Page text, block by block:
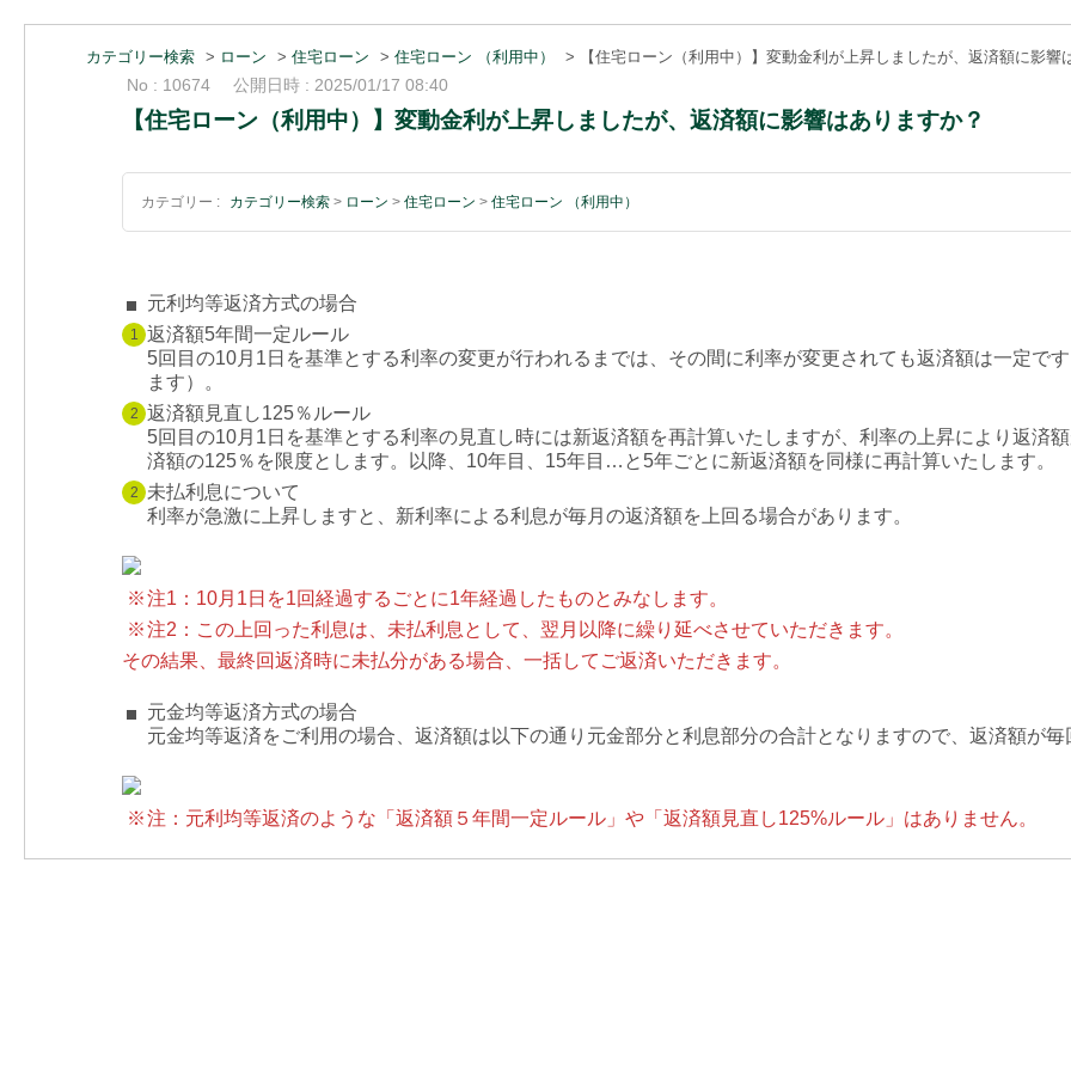
カテゴリー検索 > ローン > 住宅ローン > 住宅ローン （利用中） > 【住宅ローン（利用中）】変動金利が上昇しましたが、返済額に影響
No : 10674 公開日時 : 2025/01/17 08:40
【住宅ローン（利用中）】変動金利が上昇しましたが、返済額に影響はありますか？
カテゴリー : カテゴリー検索 > ローン > 住宅ローン > 住宅ローン （利用中）
元利均等返済方式の場合
1 返済額5年間一定ルール
5回目の10月1日を基準とする利率の変更が行われるまでは、その間に利率が変更されても返済額は一定で
ます）。
2 返済額見直し125％ルール
5回目の10月1日を基準とする利率の見直し時には新返済額を再計算いたしますが、利率の上昇により返済
済額の125％を限度とします。以降、10年目、15年目…と5年ごとに新返済額を同様に再計算いたします。
2
未払利息について
利率が急激に上昇しますと、新利率による利息が毎月の返済額を上回る場合があります。
※注1：10月1日を1回経過するごとに1年経過したものとみなします。
※注2：この上回った利息は、未払利息として、翌月以降に繰り延べさせていただきます。
その結果、最終回返済時に未払分がある場合、一括してご返済いただきます。
元金均等返済方式の場合
元金均等返済をご利用の場合、返済額は以下の通り元金部分と利息部分の合計となりますので、返済額が毎
※注：元利均等返済のような「返済額５年間一定ルール」や「返済額見直し125%ルール」はありません。